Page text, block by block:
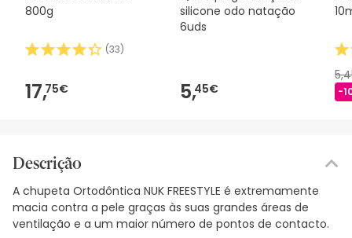
800g
(33)
17,75€
silicone odo natação
6uds
5,45€ -
Descrição
A chupeta Ortodôntica NUK FREESTYLE é extremamente
macia contra a pele graças às suas grandes áreas de
ventilação e a um maior número de pontos de contacto.